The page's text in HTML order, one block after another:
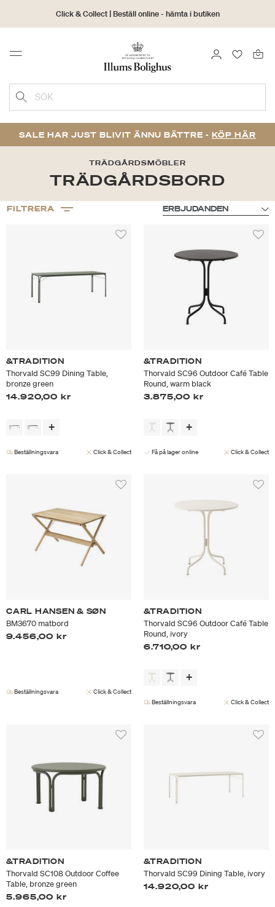
Click & Collect | Beställ online - hämta i butiken
30 dagars returrätt
Menu LOGGA IN
SÖK
SALE HAR JUST BLIVIT ÄNNU BÄTTRE - KÖP HÄR
TRÄDGÅRDSMÖBLER
TRÄDGÅRDSBORD
FILTRERA
&TRADITION
Thorvald SC99 Dining Table,
bronze green
14.920,00 kr
Beställningsvara Click & Collect
&TRADITION
Thorvald SC96 Outdoor Café Table
Round, warm black
3.875,00 kr
Få på lager online Click & Collect
CARL HANSEN & SØN
BM3670 matbord
9.456,00 kr
Beställningsvara Click & Collect
&TRADITION
Thorvald SC96 Outdoor Café Table
Round, ivory
6.710,00 kr
Beställningsvara Click & Collect
&TRADITION
Thorvald SC108 Outdoor Coffee
Table, bronze green
5.965,00 kr
&TRADITION
Thorvald SC99 Dining Table, ivory
14.920,00 kr